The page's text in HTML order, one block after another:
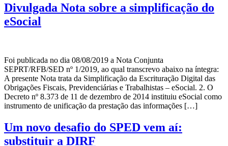
Divulgada Nota sobre a simplificação do
eSocial
Foi publicada no dia 08/08/2019 a Nota Conjunta
SEPRT/RFB/SED nº 1/2019, ao qual transcrevo abaixo na íntegra:
A presente Nota trata da Simplificação da Escrituração Digital das
Obrigações Fiscais, Previdenciárias e Trabalhistas – eSocial. 2. O
Decreto nº 8.373 de 11 de dezembro de 2014 instituiu eSocial como
instrumento de unificação da prestação das informações […]
Um novo desafio do SPED vem aí:
substituir a DIRF